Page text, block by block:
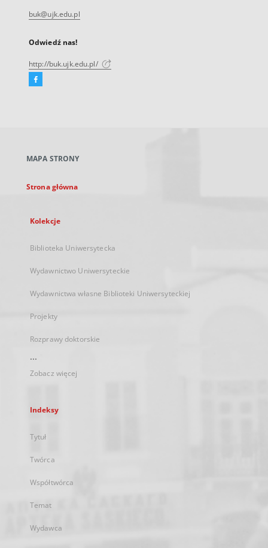
buk@ujk.edu.pl
Odwiedź nas!
http://buk.ujk.edu.pl/
Facebook
karcie
MAPA STRONY
Strona główna
Kolekcje
Biblioteka Uniwersytecka
Wydawnictwo Uniwersyteckie
Wydawnictwa własne Biblioteki Uniwersyteckiej
Projekty
Rozprawy doktorskie
...
Zobacz więcej
Indeksy
Tytuł
Twórca
Współtwórca
Temat
Wydawca